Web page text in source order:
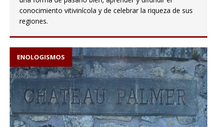
conocimiento vitivinícola y de celebrar la riqueza de sus
regiones.
ENOLOGISMOS